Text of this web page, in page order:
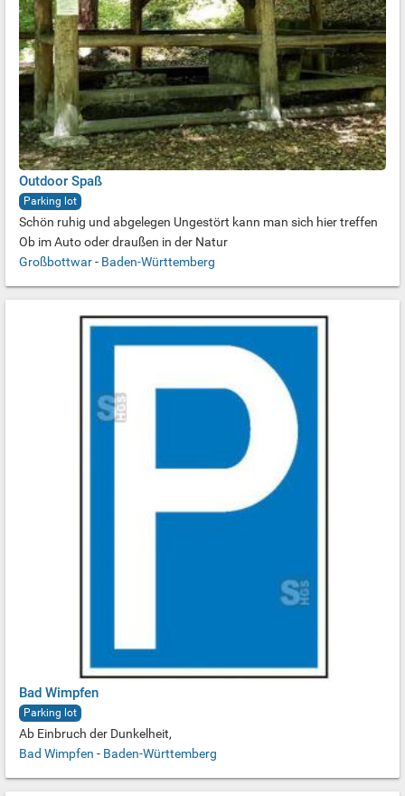
Outdoor Spaß
Parking lot
Schön ruhig und abgelegen Ungestört kann man sich hier treffen
Ob im Auto oder draußen in der Natur
Großbottwar- Baden-Württemberg
Bad Wimpfen
Parking lot
Ab Einbruch der Dunkelheit,
Bad Wimpfen - Baden-Württemberg